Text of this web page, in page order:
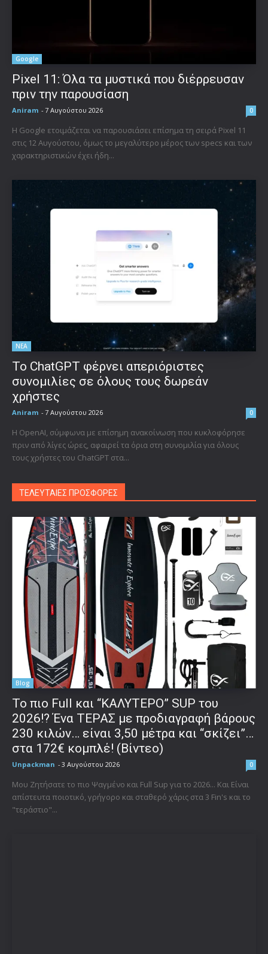
Google
Pixel 11: Όλα τα μυστικά που διέρρευσαν
πριν την παρουσίαση
Aniram - 7 Αυγούστου 2026 0
Η Google ετοιμάζεται να παρουσιάσει επίσημα τη σειρά Pixel 11
στις 12 Αυγούστου, όμως το μεγαλύτερο μέρος των specs και των
χαρακτηριστικών έχει ήδη...
ΝΕΑ
Το ChatGPT φέρνει απεριόριστες
συνομιλίες σε όλους τους δωρεάν
χρήστες
Aniram - 7 Αυγούστου 2026 0
Η OpenAI, σύμφωνα με επίσημη ανακοίνωση που κυκλοφόρησε
πριν από λίγες ώρες, αφαιρεί τα όρια στη συνομιλία για όλους
τους χρήστες του ChatGPT στα...
ΤΕΛΕΥΤΑΙΕΣ ΠΡΟΣΦΟΡΕΣ
Blog
To πιο Full και “ΚΑΛΥΤΕΡΟ” SUP του
2026!? Ένα ΤΕΡΑΣ με προδιαγραφή βάρους
230 κιλών… είναι 3,50 μέτρα και “σκίζει”…
στα 172€ κομπλέ! (Βίντεο)
Unpackman - 3 Αυγούστου 2026 0
Μου Ζητήσατε το πιο Ψαγμένο και Full Sup για το 2026... Και Είναι
απίστευτα ποιοτικό, γρήγορο και σταθερό χάρις στα 3 Fin's και το
"τεράστιο"...